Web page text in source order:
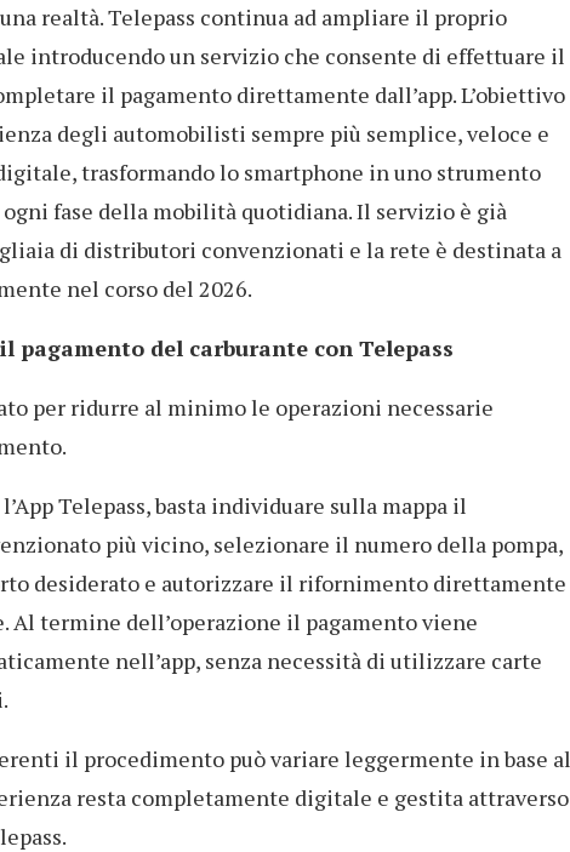
realtà. Telepass continua ad ampliare il proprio
introducendo un servizio che consente di effettuare il
il pagamento direttamente dall’app. L’obiettivo
degli automobilisti sempre più semplice, veloce e
trasformando lo smartphone in uno strumento
fase della mobilità quotidiana. Il servizio è già
di distributori convenzionati e la rete è destinata a
nel corso del 2026.
pagamento del carburante con Telepass
per ridurre al minimo le operazioni necessarie
Telepass, basta individuare sulla mappa il
più vicino, selezionare il numero della pompa,
desiderato e autorizzare il rifornimento direttamente
Al termine dell’operazione il pagamento viene
nell’app, senza necessità di utilizzare carte
il procedimento può variare leggermente in base al
resta completamente digitale e gestita attraverso